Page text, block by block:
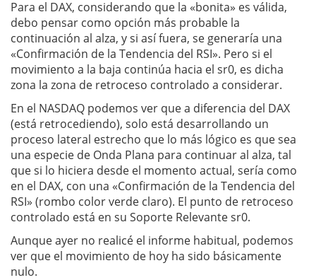
Para el DAX, considerando que la «bonita» es válida,
debo pensar como opción más probable la
continuación al alza, y si así fuera, se generaría una
«Confirmación de la Tendencia del RSI». Pero si el
movimiento a la baja continúa hacia el sr0, es dicha
zona la zona de retroceso controlado a considerar.
En el NASDAQ podemos ver que a diferencia del DAX
(está retrocediendo), solo está desarrollando un
proceso lateral estrecho que lo más lógico es que sea
una especie de Onda Plana para continuar al alza, tal
que si lo hiciera desde el momento actual, sería como
en el DAX, con una «Confirmación de la Tendencia del
RSI» (rombo color verde claro). El punto de retroceso
controlado está en su Soporte Relevante sr0.
Aunque ayer no realicé el informe habitual, podemos
ver que el movimiento de hoy ha sido básicamente
nulo.